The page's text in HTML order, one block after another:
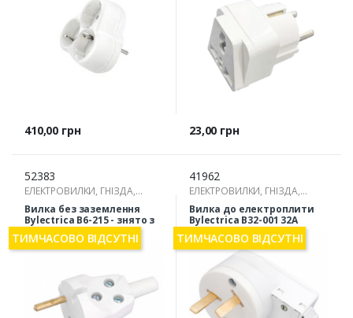
Ціна
410,00 грн Ціна
23,00 грн
52383
ЕЛЕКТРОВИЛКИ, ГНІЗДА,
РОЗГАЛУЖУВАЧІ
Вилка без заземлення
Bylectrica В6-215 - знято з
виробництва
ТИМЧАСОВО ВІДСУТНІ
41962
ЕЛЕКТРОВИЛКИ, ГНІЗДА,
РОЗГАЛУЖУВАЧІ
Вилка до електроплити
Bylectrica В32-001 32A
ТИМЧАСОВО ВІДСУТНІ